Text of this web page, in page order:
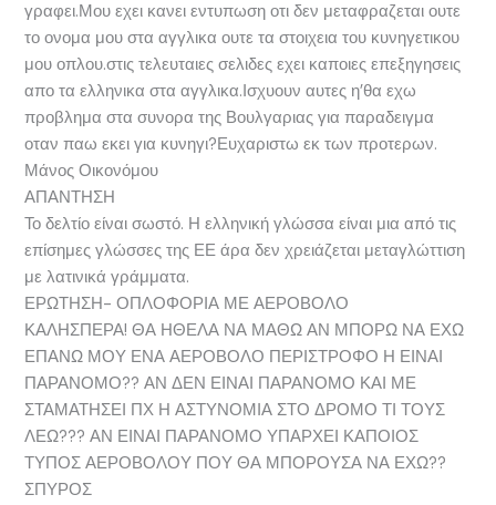
γραφει.Μου εχει κανει εντυπωση οτι δεν μεταφραζεται ουτε
το ονομα μου στα αγγλικα ουτε τα στοιχεια του κυνηγετικου
μου οπλου.στις τελευταιες σελιδες εχει καποιες επεξηγησεις
απο τα ελληνικα στα αγγλικα.Ισχυουν αυτες η’θα εχω
προβλημα στα συνορα της Βουλγαριας για παραδειγμα
οταν παω εκει για κυνηγι?Ευχαριστω εκ των προτερων.
Μάνος Οικονόμου
ΑΠΑΝΤΗΣΗ
Το δελτίο είναι σωστό. Η ελληνική γλώσσα είναι μια από τις
επίσημες γλώσσες της ΕΕ άρα δεν χρειάζεται μεταγλώττιση
με λατινικά γράμματα.
ΕΡΩΤΗΣΗ- ΟΠΛΟΦΟΡΙΑ ΜΕ ΑΕΡΟΒΟΛΟ
ΚΑΛΗΣΠΕΡΑ! ΘΑ ΗΘΕΛΑ ΝΑ ΜΑΘΩ ΑΝ ΜΠΟΡΩ ΝΑ ΕΧΩ
ΕΠΑΝΩ ΜΟΥ ΕΝΑ ΑΕΡΟΒΟΛΟ ΠΕΡΙΣΤΡΟΦΟ Η ΕΙΝΑΙ
ΠΑΡΑΝΟΜΟ?? ΑΝ ΔΕΝ ΕΙΝΑΙ ΠΑΡΑΝΟΜΟ ΚΑΙ ΜΕ
ΣΤΑΜΑΤΗΣΕΙ ΠΧ Η ΑΣΤΥΝΟΜΙΑ ΣΤΟ ΔΡΟΜΟ ΤΙ ΤΟΥΣ
ΛΕΩ??? ΑΝ ΕΙΝΑΙ ΠΑΡΑΝΟΜΟ ΥΠΑΡΧΕΙ ΚΑΠΟΙΟΣ
ΤΥΠΟΣ ΑΕΡΟΒΟΛΟΥ ΠΟΥ ΘΑ ΜΠΟΡΟΥΣΑ ΝΑ ΕΧΩ??
ΣΠΥΡΟΣ